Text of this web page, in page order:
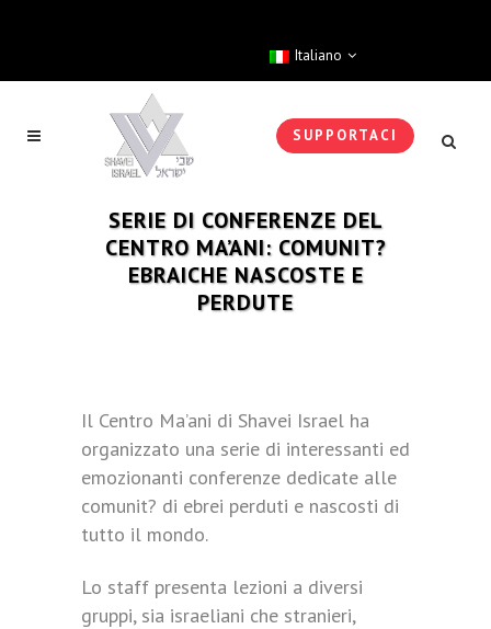
Italiano
SUPPORTACI
SERIE DI CONFERENZE DEL
CENTRO MA’ANI: COMUNIT?
EBRAICHE NASCOSTE E
PERDUTE
Il Centro Ma’ani di Shavei Israel ha
organizzato una serie di interessanti ed
emozionanti conferenze dedicate alle
comunit? di ebrei perduti e nascosti di
tutto il mondo.
Lo staff presenta lezioni a diversi
gruppi, sia israeliani che stranieri,